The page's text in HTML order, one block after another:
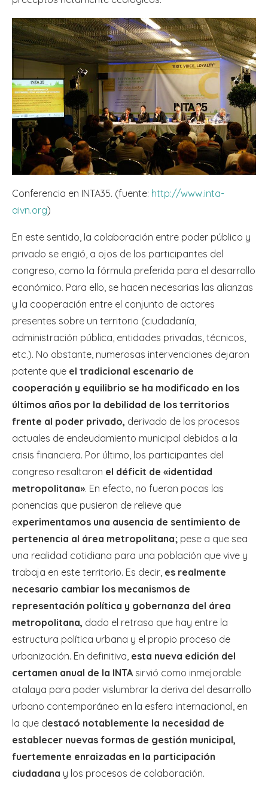
Conferencia en INTA35. (fuente: http://www.inta-
aivn.org)
En este sentido, la colaboración entre poder público y
privado se erigió, a ojos de los participantes del
congreso, como la fórmula preferida para el desarrollo
económico. Para ello, se hacen necesarias las alianzas
y la cooperación entre el conjunto de actores
presentes sobre un territorio (ciudadanía,
administración pública, entidades privadas, técnicos,
etc.). No obstante, numerosas intervenciones dejaron
patente que el tradicional escenario de
cooperación y equilibrio se ha modificado en los
últimos años por la debilidad de los territorios
frente al poder privado, derivado de los procesos
actuales de endeudamiento municipal debidos a la
crisis financiera. Por último, los participantes del
congreso resaltaron el déficit de «identidad
metropolitana». En efecto, no fueron pocas las
ponencias que pusieron de relieve que
experimentamos una ausencia de sentimiento de
pertenencia al área metropolitana; pese a que sea
una realidad cotidiana para una población que vive y
trabaja en este territorio. Es decir, es realmente
necesario cambiar los mecanismos de
representación política y gobernanza del área
metropolitana, dado el retraso que hay entre la
estructura política urbana y el propio proceso de
urbanización. En definitiva, esta nueva edición del
certamen anual de la INTA sirvió como inmejorable
atalaya para poder vislumbrar la deriva del desarrollo
urbano contemporáneo en la esfera internacional, en
la que destacó notablemente la necesidad de
establecer nuevas formas de gestión municipal,
fuertemente enraizadas en la participación
ciudadana y los procesos de colaboración.